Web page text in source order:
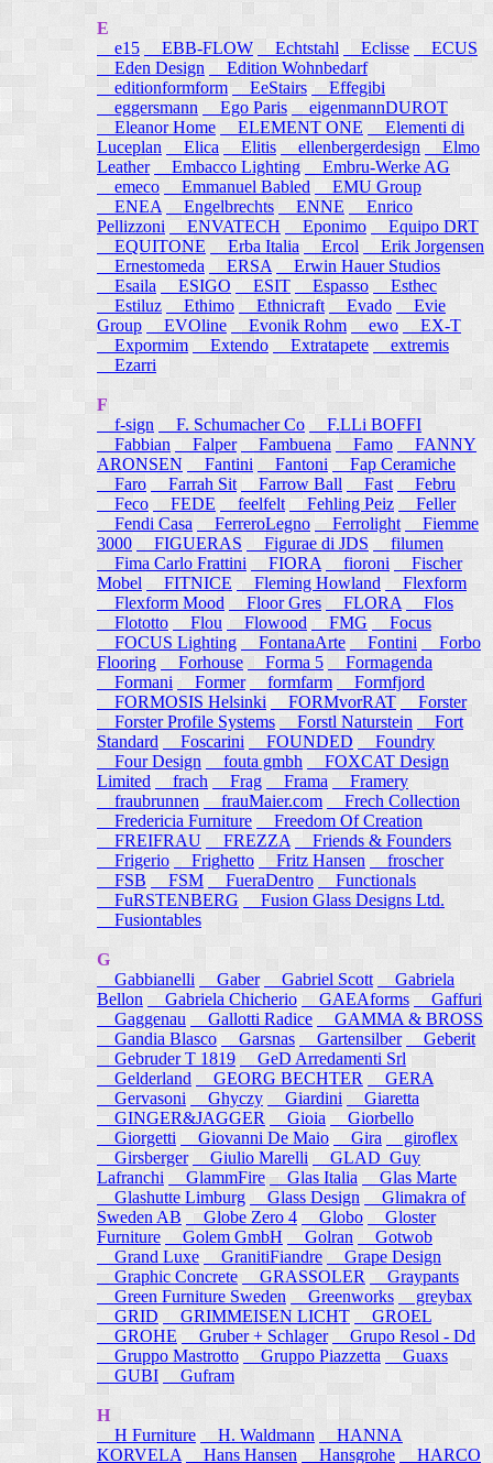
E
e15 EBB-FLOW Echtstahl Eclisse
ECUS
Eden Design
Edition Wohnbedarf
editionformform
EeStairs
Effegibi
eggersmann
Ego Paris
eigenmannDUROT
Eleanor Home
ELEMENT ONE
Elementi di
Luceplan
Elica Elitis ellenbergerdesign
Elmo
Leather
Embacco Lighting
Embru-Werke AG
emeco
Emmanuel Babled
EMU Group
ENEA
Engelbrechts ENNE
Enrico
Pellizzoni ENVATECH Eponimo
Equipo DRT
EQUITONE
Erba Italia Ercol
Erik Jorgensen
Ernestomeda
ERSA
Erwin Hauer Studios
Esaila
ESIGO ESIT Espasso
Esthec
Estiluz
Ethimo Ethnicraft Evado
Evie
Group
EVOline Evonik Rohm ewo
EX-T
Expormim
Extendo Extratapete
extremis
Ezarri
F
f-sign
F. Schumacher Co
F.LLi BOFFI
Fabbian
Falper Fambuena Famo
FANNY
ARONSEN
Fantini Fantoni
Fap Ceramiche
Faro
Farrah Sit Farrow Ball Fast
Febru
Feco
FEDE feelfelt Fehling Peiz
Feller
Fendi Casa
FerreroLegno Ferrolight
Fiemme
3000
FIGUERAS Figurae di JDS
filumen
Fima Carlo Frattini
FIORA fioroni
Fischer
Mobel
FITNICE Fleming Howland
Flexform
Flexform Mood
Floor Gres FLORA
Flos
Flototto
Flou Flowood FMG
Focus
FOCUS Lighting
FontanaArte Fontini
Forbo
Flooring
Forhouse Forma 5
Formagenda
Formani
Former formfarm
Formfjord
FORMOSIS Helsinki
FORMvorRAT
Forster
Forster Profile Systems
Forstl Naturstein
Fort
Standard
Foscarini FOUNDED
Foundry
Four Design
fouta gmbh
FOXCAT Design
Limited
frach Frag Frama
Framery
fraubrunnen
frauMaier.com
Frech Collection
Fredericia Furniture
Freedom Of Creation
FREIFRAU
FREZZA
Friends & Founders
Frigerio
Frighetto Fritz Hansen
froscher
FSB
FSM FueraDentro
Functionals
FuRSTENBERG
Fusion Glass Designs Ltd.
Fusiontables
G
Gabbianelli
Gaber Gabriel Scott
Gabriela
Bellon
Gabriela Chicherio GAEAforms
Gaffuri
Gaggenau
Gallotti Radice
GAMMA & BROSS
Gandia Blasco
Garsnas Gartensilber
Geberit
Gebruder T 1819
GeD Arredamenti Srl
Gelderland
GEORG BECHTER
GERA
Gervasoni
Ghyczy Giardini
Giaretta
GINGER&JAGGER
Gioia
Giorbello
Giorgetti
Giovanni De Maio Gira
giroflex
Girsberger
Giulio Marelli
GLAD_Guy
Lafranchi
GlammFire Glas Italia
Glas Marte
Glashutte Limburg
Glass Design
Glimakra of
Sweden AB
Globe Zero 4 Globo
Gloster
Furniture
Golem GmbH Golran
Gotwob
Grand Luxe
GranitiFiandre
Grape Design
Graphic Concrete
GRASSOLER
Graypants
Green Furniture Sweden
Greenworks
greybax
GRID
GRIMMEISEN LICHT
GROEL
GROHE
Gruber + Schlager
Grupo Resol - Dd
Gruppo Mastrotto
Gruppo Piazzetta
Guaxs
GUBI
Gufram
H
H Furniture
H. Waldmann
HANNA
KORVELA
Hans Hansen Hansgrohe HARCO